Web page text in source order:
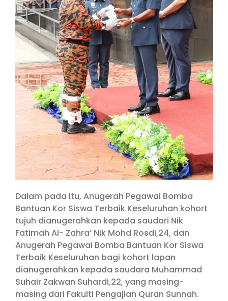
Dalam pada itu, Anugerah Pegawai Bomba
Bantuan Kor Siswa Terbaik Keseluruhan kohort
tujuh dianugerahkan kepada saudari Nik
Fatimah Al- Zahra’ Nik Mohd Rosdi,24, dan
Anugerah Pegawai Bomba Bantuan Kor Siswa
Terbaik Keseluruhan bagi kohort lapan
dianugerahkan kepada saudara Muhammad
Suhair Zakwan Suhardi,22, yang masing-
masing dari Fakulti Pengajian Quran Sunnah.